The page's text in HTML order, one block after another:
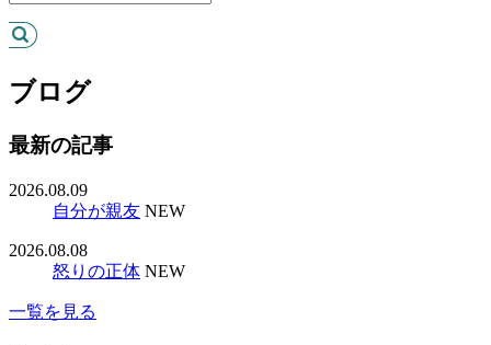
ブログ
最新の記事
2026.08.09
自分が親友 NEW
2026.08.08
怒りの正体 NEW
一覧を見る